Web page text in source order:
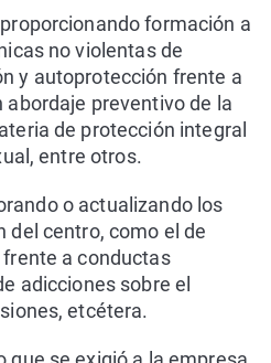
formación a
no violentas de
y autoprotección frente a
preventivo de la
de protección integral
entre otros.
o actualizando los
del centro, como el de
a conductas
adicciones sobre el
etcétera.